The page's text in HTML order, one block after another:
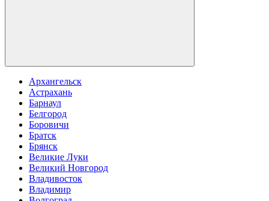
Архангельск
Астрахань
Барнаул
Белгород
Боровичи
Братск
Брянск
Великие Луки
Великий Новгород
Владивосток
Владимир